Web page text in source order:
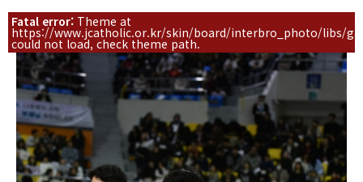
Fatal error: Theme at
https://www.jcatholic.or.kr/skin/board/interbro_photo/libs/
could not load, check theme path.